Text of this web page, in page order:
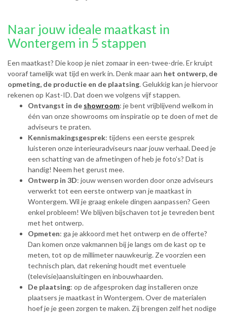
Naar jouw ideale maatkast in
Wontergem in 5 stappen
Een maatkast? Die koop je niet zomaar in een-twee-drie. Er kruipt
vooraf tamelijk wat tijd en werk in. Denk maar aan het ontwerp, de
opmeting, de productie en de plaatsing. Gelukkig kan je hiervoor
rekenen op Kast-ID. Dat doen we volgens vijf stappen.
Ontvangst in de showroom: je bent vrijblijvend welkom in
één van onze showrooms om inspiratie op te doen of met de
adviseurs te praten.
Kennismakingsgesprek: tijdens een eerste gesprek
luisteren onze interieuradviseurs naar jouw verhaal. Deed je
een schatting van de afmetingen of heb je foto’s? Dat is
handig! Neem het gerust mee.
Ontwerp in 3D: jouw wensen worden door onze adviseurs
verwerkt tot een eerste ontwerp van je maatkast in
Wontergem. Wil je graag enkele dingen aanpassen? Geen
enkel probleem! We blijven bijschaven tot je tevreden bent
met het ontwerp.
Opmeten: ga je akkoord met het ontwerp en de offerte?
Dan komen onze vakmannen bij je langs om de kast op te
meten, tot op de millimeter nauwkeurig. Ze voorzien een
technisch plan, dat rekening houdt met eventuele
(televisie)aansluitingen en inbouwhaarden.
De plaatsing: op de afgesproken dag installeren onze
plaatsers je maatkast in Wontergem. Over de materialen
hoef je je geen zorgen te maken. Zij brengen zelf het nodige